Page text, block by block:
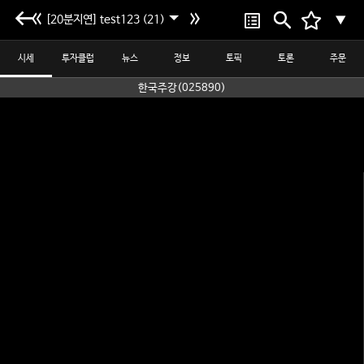
[20분지연] test123 (21) ▼
시세 투자클럽 뉴스 정보 토픽 토론 주문
한국주강(025890)